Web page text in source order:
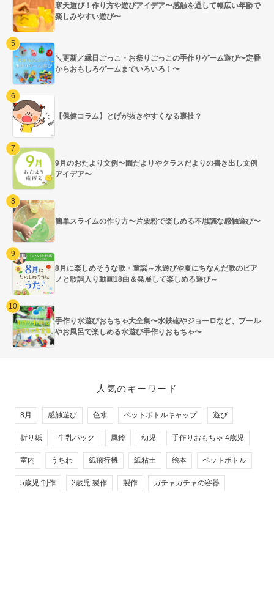
寒天遊び！作り方や遊びアイデア〜感触を通して幅広い年齢で
楽しみやすい遊び〜
＼更新／縁日ごっこ・お祭りごっこの手作りゲーム遊び〜定番
からおもしろゲームまでいろいろ！〜
【保健コラム】とげが抜きやすくなる裏技？
9月のおたより文例〜園だよりやクラスだよりの書き出し文例
アイデア〜
簡単スライムの作り方〜片栗粉で楽しめる不思議な感触遊び〜
8月に楽しめそうな歌・童謡～水遊びや夏にちなんだ歌のピア
ノと歌詞入り動画18曲＆発展して楽しめる遊び～
手作り水遊びおもちゃ大全集〜水鉄砲やジョーロなど、プール
やお風呂で楽しめる水遊び手作りおもちゃ〜
人気のキーワード
8月 感触遊び 色水 ペットボトルキャップ 遊び
折り紙 牛乳パック 風鈴 幼児 手作りおもちゃ 4歳児
室内 うちわ 紙飛行機 紙粘土 絵本 ペットボトル
5歳児 制作 2歳児 製作 製作 ガチャガチャの容器